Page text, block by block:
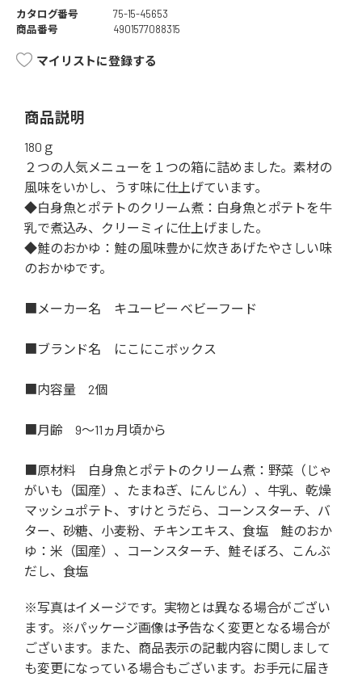
カタログ番号
75-15-45653
商品番号
4901577088315
マイリストに登録する
商品説明
180ｇ
２つの人気メニューを１つの箱に詰めました。素材の
風味をいかし、うす味に仕上げています｡
◆白身魚とポテトのクリーム煮：白身魚とポテトを牛
乳で煮込み、クリーミィに仕上げました。
◆鮭のおかゆ：鮭の風味豊かに炊きあげたやさしい味
のおかゆです。
■メーカー名 キユーピー ベビーフード
■ブランド名 にこにこボックス
■内容量 2個
■月齢 9～11ヵ月頃から
■原材料 白身魚とポテトのクリーム煮：野菜（じゃ
がいも（国産）、たまねぎ、にんじん）、牛乳、乾燥
マッシュポテト、すけとうだら、コーンスターチ、バ
ター、砂糖、小麦粉、チキンエキス、食塩 鮭のおか
ゆ：米（国産）、コーンスターチ、鮭そぼろ、こんぶ
だし、食塩
※写真はイメージです。実物とは異なる場合がござい
ます。※パッケージ画像は予告なく変更となる場合が
ございます。また、商品表示の記載内容に関しまして
も変更になっている場合もございます。お手元に届き